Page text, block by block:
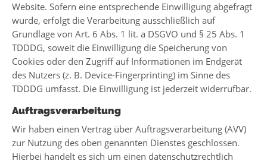
Website. Sofern eine entsprechende Einwilligung abgefragt
wurde, erfolgt die Verarbeitung ausschließlich auf
Grundlage von Art. 6 Abs. 1 lit. a DSGVO und § 25 Abs. 1
TDDDG, soweit die Einwilligung die Speicherung von
Cookies oder den Zugriff auf Informationen im Endgerät
des Nutzers (z. B. Device-Fingerprinting) im Sinne des
TDDDG umfasst. Die Einwilligung ist jederzeit widerrufbar.
Auftragsverarbeitung
Wir haben einen Vertrag über Auftragsverarbeitung (AVV)
zur Nutzung des oben genannten Dienstes geschlossen.
Hierbei handelt es sich um einen datenschutzrechtlich